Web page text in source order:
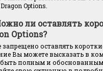
Options.
ли оставлять
Options?
запрещено оставлять
Вы можете высказать в
полным и